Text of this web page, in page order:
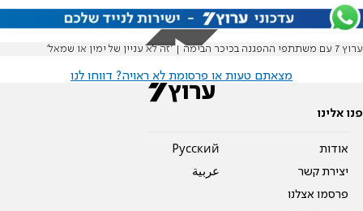
ערוץ 7 עם משתתפי ההפגנה בכיכר הבימה | 'זה לא עניין של ימין או שמאל'
מצאתם טעות או פרסומת לא ראויה? דווחו לנו
פנו אלינו
אודות
יצירת קשר
פרסמו אצלנו
Pусский
عربية